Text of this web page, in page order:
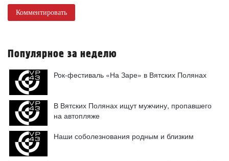
Комментировать
Популярное за неделю
Рок-фестиваль «На Заре» в Вятских Полянах
В Вятских Полянах ищут мужчину, пропавшего
на автопляже
Наши соболезнования родным и близким